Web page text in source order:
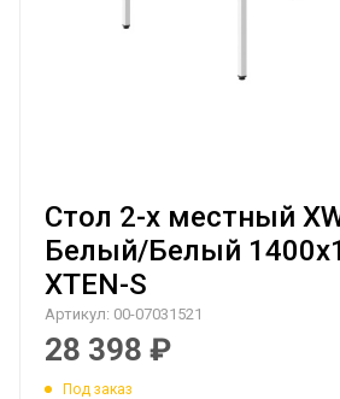
Стол 2-х местный
Белый/Белый
XTEN-S
Артикул: 00-07031521
28 398 ₽
Под заказ